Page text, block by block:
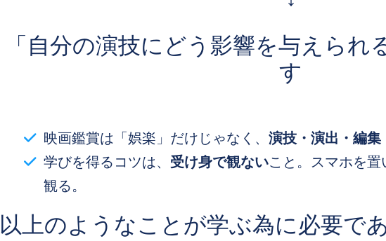
「自分の演技にどう影響を与えられ
す
映画鑑賞は「娯楽」だけじゃなく、 演技・演出・編集
学びを得るコツは、 受け身で観ないこと。スマホを置
観る。
以上のようなことが学ぶ為に必要で